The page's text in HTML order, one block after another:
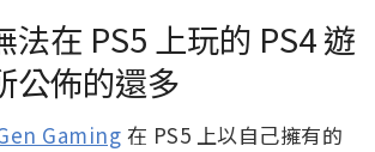
法在 PS5 上玩的 PS4 遊
公佈的還多
Gaming 在 PS5 上以自己擁有的